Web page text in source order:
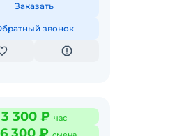
Заказать
звонок
3 300 ₽ час